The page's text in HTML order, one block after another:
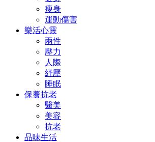
瘦身
運動傷害
樂活心靈
兩性
壓力
人際
紓壓
睡眠
保養抗老
醫美
美容
抗老
品味生活